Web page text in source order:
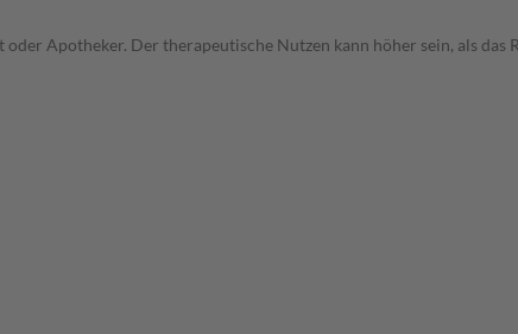
Apotheker. Der therapeutische Nutzen kann höher sein, als das